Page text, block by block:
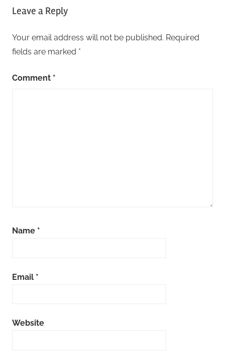
Leave a Reply
Your email address will not be published. Required
fields are marked *
Comment *
Name *
Email *
Website